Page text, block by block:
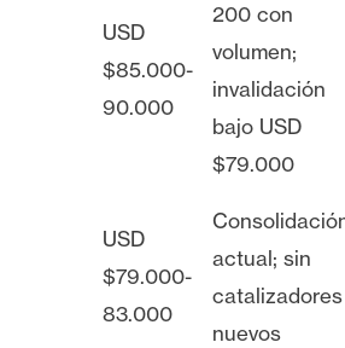
USD
$85.000-
90.000
200 con
volumen;
invalidación
bajo USD
$79.000
USD
$79.000-
83.000
actual; sin
catalizadores
nuevos